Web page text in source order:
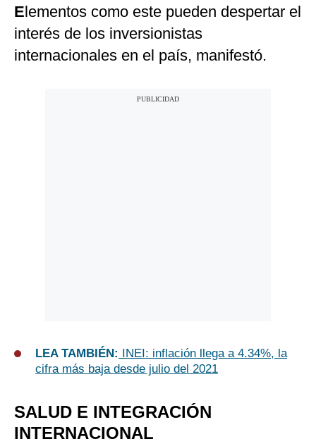
Elementos como este pueden despertar el
interés de los inversionistas
internacionales en el país, manifestó.
LEA TAMBIÉN:
INEI: inflación llega a 4.34%, la
cifra más baja desde julio del 2021
SALUD E INTEGRACIÓN
INTERNACIONAL